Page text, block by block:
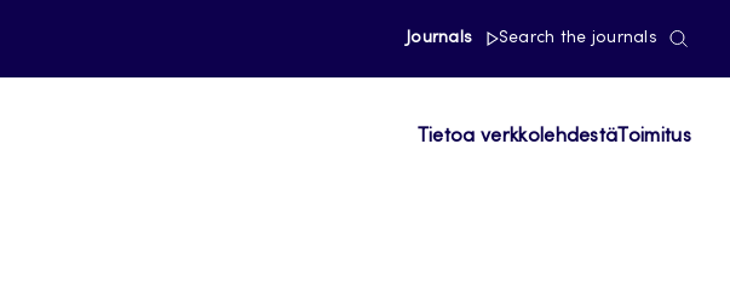
Journals Search the journals
Tietoa verkkolehdestä Toimitus